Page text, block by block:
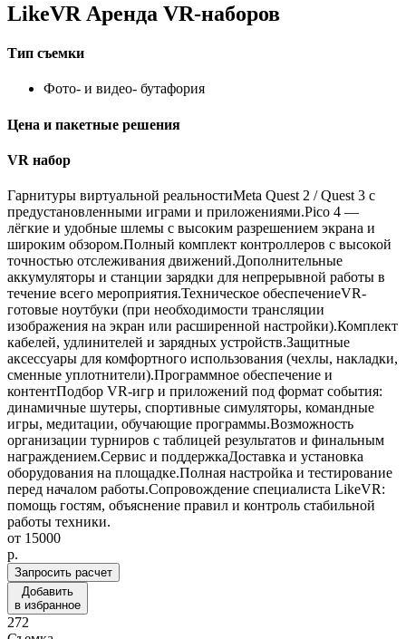
LikeVR Аренда VR-наборов
Тип съемки
Фото- и видео- бутафория
Цена и пакетные решения
VR набор
Гарнитуры виртуальной реальностиMeta Quest 2 / Quest 3 с
предустановленными играми и приложениями.Pico 4 —
лёгкие и удобные шлемы с высоким разрешением экрана и
широким обзором.Полный комплект контроллеров с высокой
точностью отслеживания движений.Дополнительные
аккумуляторы и станции зарядки для непрерывной работы в
течение всего мероприятия.Техническое обеспечениеVR-
готовые ноутбуки (при необходимости трансляции
изображения на экран или расширенной настройки).Комплект
кабелей, удлинителей и зарядных устройств.Защитные
аксессуары для комфортного использования (чехлы, накладки,
сменные уплотнители).Программное обеспечение и
контентПодбор VR-игр и приложений под формат события:
динамичные шутеры, спортивные симуляторы, командные
игры, медитации, обучающие программы.Возможность
организации турниров с таблицей результатов и финальным
награждением.Сервис и поддержкаДоставка и установка
оборудования на площадке.Полная настройка и тестирование
перед началом работы.Сопровождение специалиста LikeVR:
помощь гостям, объяснение правил и контроль стабильной
работы техники.
от 15000
p.
Запросить расчет
Добавить
в избранное
272